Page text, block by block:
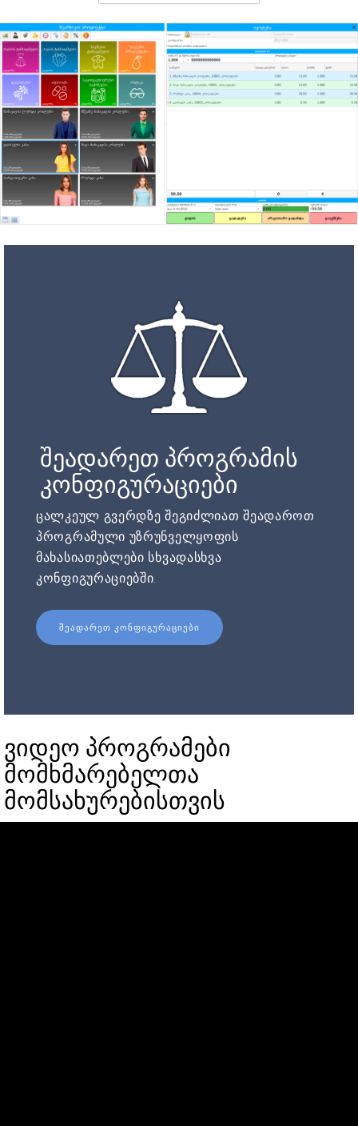
შეადარეთ პროგრამის
კონფიგურაციები
ცალკეულ გვერდზე შეგიძლიათ შეადაროთ
პროგრამული უზრუნველყოფის
მახასიათებლები სხვადასხვა
კონფიგურაციებში.
ᲨᲔᲐᲓᲐᲠᲔᲗ ᲙᲝᲜᲤᲘᲒᲣᲠᲐᲪᲘᲔᲑᲘ
ვიდეო პროგრამები
მომხმარებელთა
მომსახურებისთვის